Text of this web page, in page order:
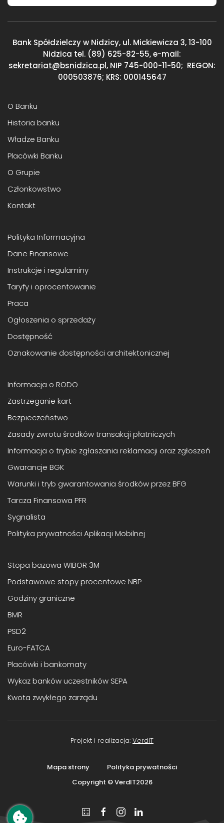
Bank Spółdzielczy w Nidzicy, ul. Mickiewicza 3,13-100
Nidzica tel. (89) 625-82-55, e-mail:
sekretariat@bsnidzica.pl, NIP 745-000-11-50; REGON:
000503876; KRS: 000145647
O Banku
Historia banku
Władze Banku
Placówki Banku
O Grupie
Członkowstwo
Kontakt
Polityka Informacyjna
Dane Finansowe
Instrukcje i regulaminy
Taryfy i oprocentowanie
Praca
Ogłoszenia o sprzedaży
Dostępność
Oznakowanie dostępności architektonicznej
Informacja o RODO
Zastrzeganie kart
Bezpieczeństwo
Zasady zwrotu środków transakcji płatniczych
Informacja o trybie zgłaszania reklamacji oraz zgłoszeń
Gwarancje BGK
Warunki i tryb gwarantowania środków przez BFG
Tarcza Finansowa PFR
Sygnalista
Polityka prywatności Aplikacji Mobilnej
Stopa bazowa WIBOR 3M
Podstawowe stopy procentowe NBP
Godziny graniczne
BMR
PSD2
Euro-FATCA
Placówki i bankomaty
Wykaz banków uczestników SEPA
Kwota zwykłego zarządu
Projekt i realizacja: VerdIT
Mapa strony
Polityka prywatności
Copyright © VerdIT2026